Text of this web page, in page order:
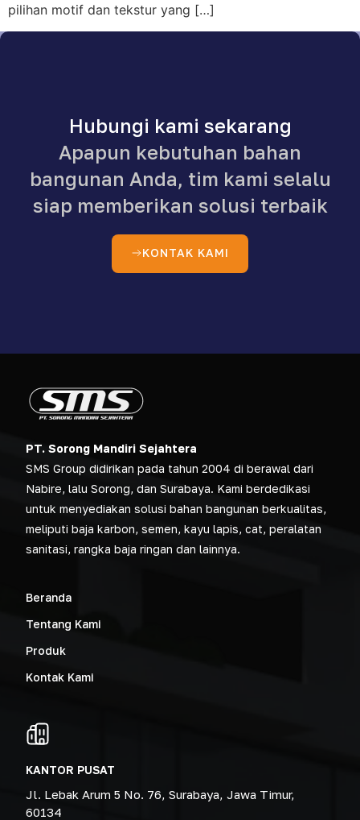
pilihan motif dan tekstur yang […]
Hubungi kami sekarang
Apapun kebutuhan bahan
bangunan Anda, tim kami selalu
siap memberikan solusi terbaik
KONTAK KAMI
PT. Sorong Mandiri Sejahtera
SMS Group didirikan pada tahun 2004 di berawal dari
Nabire, lalu Sorong, dan Surabaya. Kami berdedikasi
untuk menyediakan solusi bahan bangunan berkualitas,
meliputi baja karbon, semen, kayu lapis, cat, peralatan
sanitasi, rangka baja ringan dan lainnya.
Beranda
Tentang Kami
Produk
Kontak Kami
KANTOR PUSAT
Jl. Lebak Arum 5 No. 76, Surabaya, Jawa Timur,
60134